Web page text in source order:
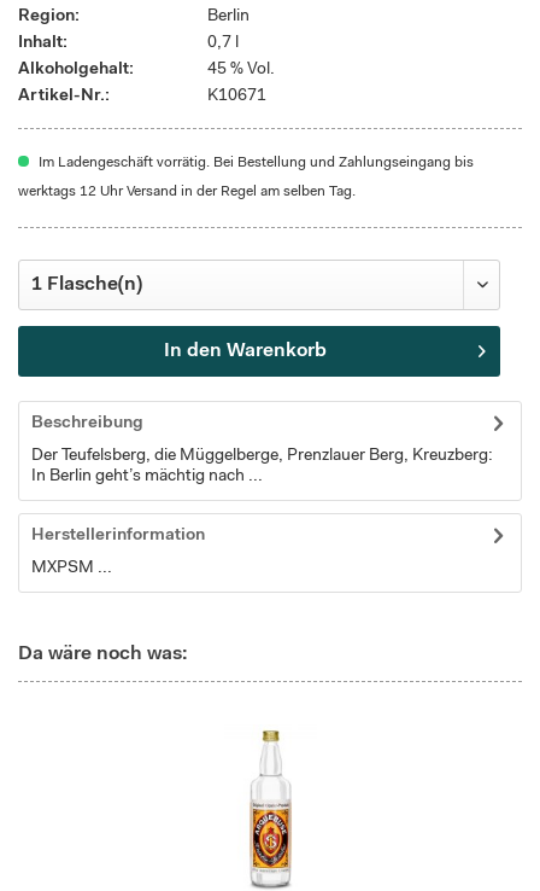
Region:
Berlin
Inhalt:
0,7 l
Alkoholgehalt:
45 % Vol.
Artikel-Nr.:
K10671
Im Ladengeschäft vorrätig. Bei Bestellung und Zahlungseingang bis
werktags 12 Uhr Versand in der Regel am selben Tag.
In den Warenkorb
Beschreibung
Der Teufelsberg, die Müggelberge, Prenzlauer Berg, Kreuzberg:
In Berlin geht’s mächtig nach ...
Herstellerinformation
MXPSM ...
Da wäre noch was: